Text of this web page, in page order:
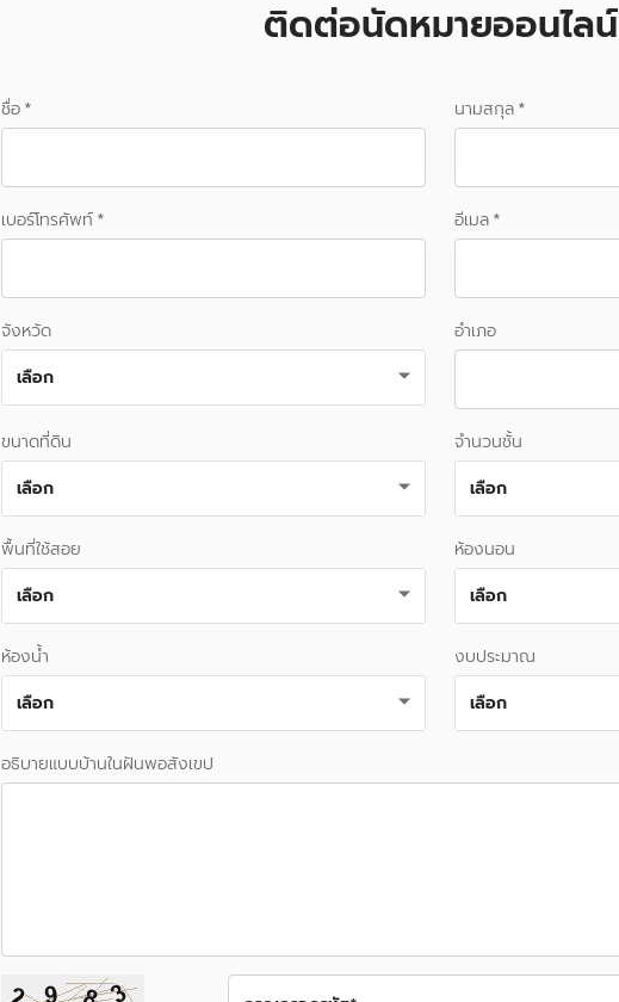
ติดต่อนัดหมายออนไลน์
ชื่อ * นามสกุล *
เบอร์โทรศัพท์ * อีเมล *
จังหวัด
เลือก
อำเภอ
ขนาดที่ดิน
เลือก
จำนวนชั้น
เลือก
พื้นที่ใช้สอย
เลือก
ห้องนอน
เลือก
ห้องน้ำ
เลือก
งบประมาณ
เลือก
อธิบายแบบบ้านในฝันพอสังเขป